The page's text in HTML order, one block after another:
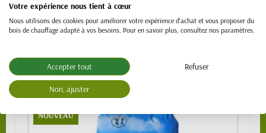
Palette 990 kg (99 sacs) 439,00 €
Palette 1120 kg (112 sacs) 489,00 €
NOUVEAU
Votre expérience nous tient à cœur
Nous utilisons des cookies pour améliorer votre expérience d'achat et vous proposer du
bois de chauffage adapté à vos besoins. Pour en savoir plus, consultez nos paramètres.
Accepter tout Refuser
Non, ajuster